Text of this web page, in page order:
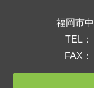
福岡市
TEL：
FAX